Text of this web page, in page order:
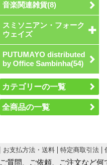
音楽関連雑貨(8)
スミソニアン・フォーク
ウェイズ
PUTUMAYO distributed
by Office Sambinha(54)
カテゴリーの一覧
全商品の一覧
お支払方法・送料 特定商取引法
ご質問、ご依頼、ご注文など何